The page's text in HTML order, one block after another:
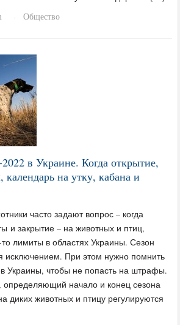
· Общество
в Украине. Когда открытие,
на утку, кабана и
часто задают вопрос – когда
и закрытие – на животных и птиц,
лимиты в областях Украины. Сезон
исключением. При этом нужно помнить
Украины, чтобы не попасть на штрафы.
определяющий начало и конец сезона
диких животных и птицу регулируются